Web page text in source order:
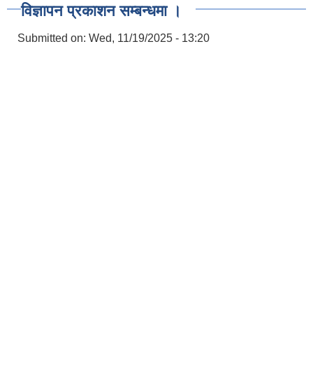
विज्ञापन प्रकाशन सम्बन्धमा ।
Submitted on: Wed, 11/19/2025 - 13:20